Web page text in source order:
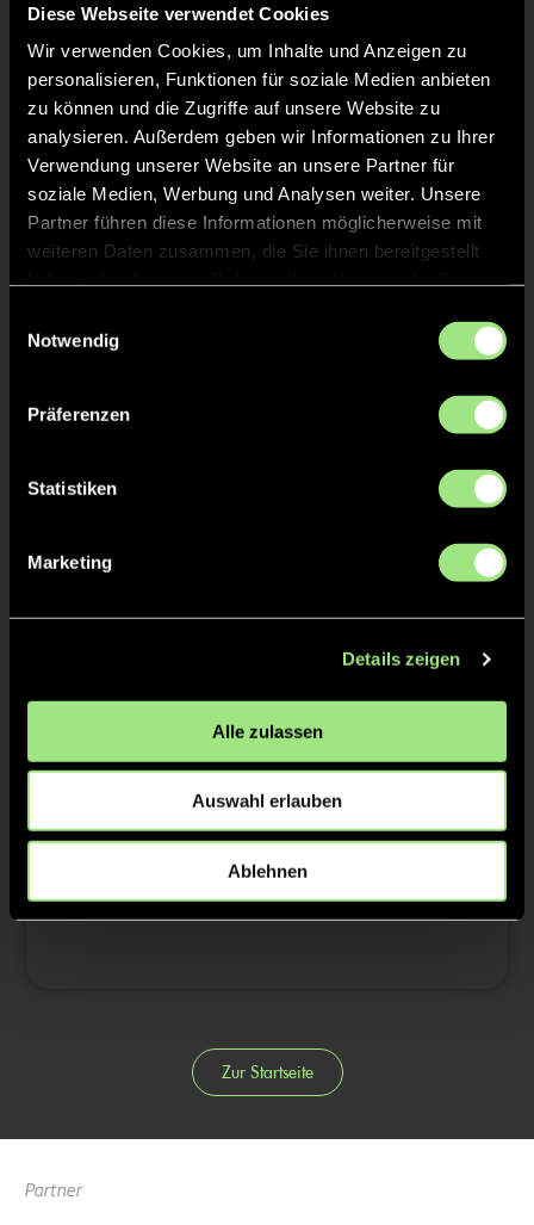
Diese Webseite verwendet Cookies
Wir verwenden Cookies, um Inhalte und Anzeigen zu
personalisieren, Funktionen für soziale Medien anbieten
zu können und die Zugriffe auf unsere Website zu
analysieren. Außerdem geben wir Informationen zu Ihrer
Verwendung unserer Website an unsere Partner für
soziale Medien, Werbung und Analysen weiter. Unsere
Partner führen diese Informationen möglicherweise mit
weiteren Daten zusammen, die Sie ihnen bereitgestellt
Notwendig
Präferenzen
Statistiken
Marketing
Details zeigen
Alle zulassen
Auswahl erlauben
Ablehnen
M.
Helene K. 30
Ida Teresa R. 2
2/4
1:0 27’
4/4
Zur Startseite
Partner